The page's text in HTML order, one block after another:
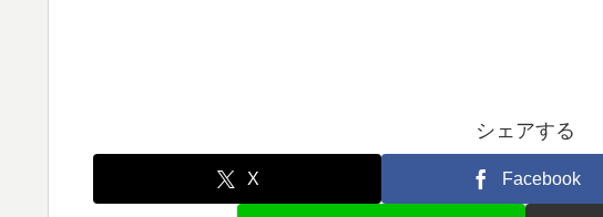
シェアする
X Facebook